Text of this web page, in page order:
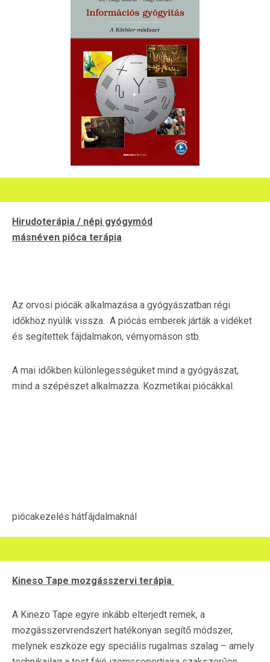
Hirudoterápia / népi gyógymód
másnéven pióca terápia
Az orvosi piócák alkalmazása a gyógyászatban régi
időkhöz nyúlik vissza. A piócás emberek járták a vidéket
és segítettek fájdalmakon, vérnyomáson stb.
A mai időkben különlegességüket mind a gyógyászat,
mind a szépészet alkalmazza. Kozmetikai piócákkal.
piócakezelés hátfájdalmaknál
Kineso Tape mozgásszervi terápia
A Kinezo Tape egyre inkább elterjedt remek, a
mozgásszervrendszert hatékonyan segítő módszer,
melynek eszköze egy speciális rugalmas szalag – amely